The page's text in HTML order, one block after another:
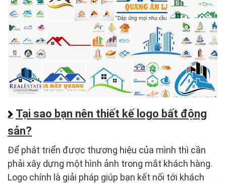
Tại sao bạn nên thiết kế logo bất động
sản?
Để phát triển được thương hiệu của mình thì cần
phải xây dựng một hình ảnh trong mắt khách hàng.
Logo chính là giải pháp giúp bạn kết nối tới khách